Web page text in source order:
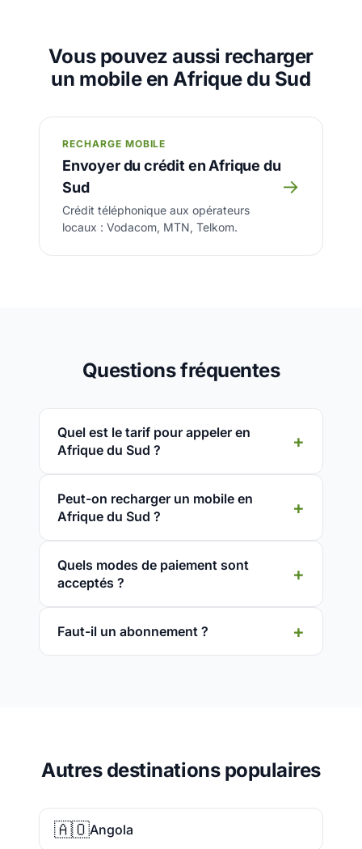
Vous pouvez aussi recharger
un mobile en Afrique du Sud
RECHARGE MOBILE
Envoyer du crédit en Afrique du
Sud
Crédit téléphonique aux opérateurs
locaux : Vodacom, MTN, Telkom.
→
Questions fréquentes
Quel est le tarif pour appeler en
Afrique du Sud ?
Peut-on recharger un mobile en
Afrique du Sud ?
Quels modes de paiement sont
acceptés ?
Faut-il un abonnement ?
Autres destinations populaires
🇦🇴Angola